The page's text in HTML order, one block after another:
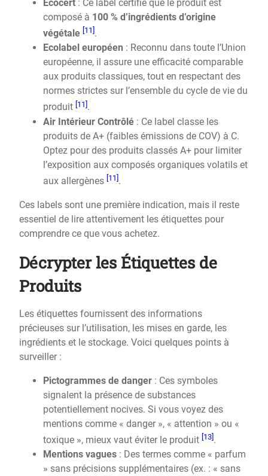
Ecocert : Ce label certifie que le produit est
composé à 100 % d’ingrédients d’origine
végétale [11] .
Ecolabel européen : Reconnu dans toute l’Union
européenne, il assure une efficacité comparable
aux produits classiques, tout en respectant des
normes strictes sur l’ensemble du cycle de vie du
produit [11].
Air Intérieur Contrôlé : Ce label classe les
produits de A+ (faibles émissions de COV) à C.
Optez pour des produits classés A+ pour limiter
l’exposition aux composés organiques volatils et
aux allergènes [11] .
Ces labels sont une première indication, mais il reste
essentiel de lire attentivement les étiquettes pour
comprendre ce que vous achetez.
Décrypter les Étiquettes de
Produits
Les étiquettes fournissent des informations
précieuses sur l’utilisation, les mises en garde, les
ingrédients et le stockage. Voici quelques points à
surveiller :
Pictogrammes de danger : Ces symboles
signalent la présence de substances
potentiellement nocives. Si vous voyez des
mentions comme « danger », « attention » ou «
toxique », mieux vaut éviter le produit [13] .
Mentions vagues : Des termes comme « parfum
» sans précisions supplémentaires (ex. : « sans